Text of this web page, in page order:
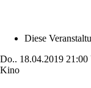
Diese
Do.. 18.04.2019 21:00
Kino